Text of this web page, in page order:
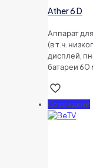
Ather 6 D
Аппарат
(в т.ч.
дисплей,
батареи 60
Со скидкой